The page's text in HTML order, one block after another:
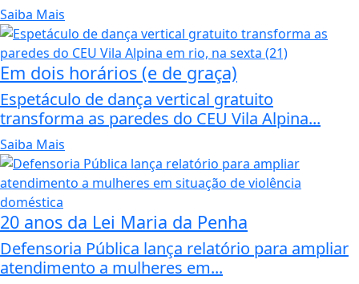
Saiba Mais
Em dois horários (e de graça)
Espetáculo de dança vertical gratuito
transforma as paredes do CEU Vila Alpina...
Saiba Mais
20 anos da Lei Maria da Penha
Defensoria Pública lança relatório para ampliar
atendimento a mulheres em...